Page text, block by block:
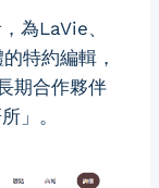
為LaVie、
特約編輯，
期合作夥伴
」。